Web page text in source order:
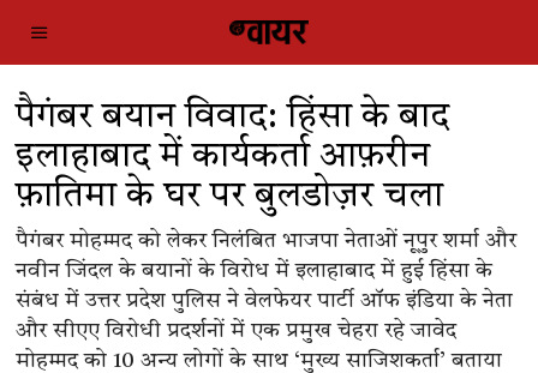
पैगंबर बयान विवाद: हिंसा के बाद
इलाहाबाद में कार्यकर्ता आफ़रीन
फ़ातिमा के घर पर बुलडोज़र चला
पैगंबर मोहम्मद को लेकर निलंबित भाजपा नेताओं नूपुर शर्मा और
नवीन जिंदल के बयानों के​ विरोध में इलाहाबाद में हुई हिंसा के
संबंध में उत्तर प्रदेश पुलिस ने वेलफेयर पार्टी ऑफ इंडिया के नेता
और सीएए विरोधी प्रदर्शनों में एक प्रमुख चेहरा रहे जावेद
मोहम्मद को 10 अन्य लोगों के साथ ‘मुख्य साजिशकर्ता’ बताया